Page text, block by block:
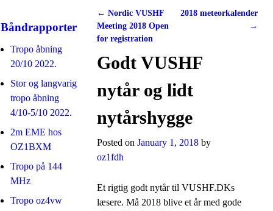
Båndrapporter
Tropo åbning
20/10 2022.
Stor og langvarig
tropo åbning
4/10-5/10 2022.
2m EME hos
OZ1BXM
Tropo på 144
MHz
Tropo oz4vw
Post navigation
← Nordic VUSHF
Meeting 2018 Open
for registration
2018 meteorkalender
→
Godt VUSHF
nytår og lidt
nytårshygge
Posted onJanuary 1, 2018 by
oz1fdh
Et rigtig godt nytår til VUSHF.DKs
læsere. Må 2018 blive et år med gode